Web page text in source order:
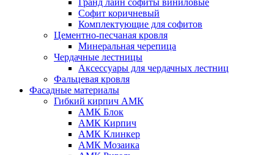
Гранд лайн софиты виниловые
Софит коричневый
Комплектующие для софитов
Цементно-песчаная кровля
Минеральная черепица
Чердачные лестницы
Аксессуары для чердачных лестниц
Фальцевая кровля
Фасадные материалы
Гибкий кирпич АМК
АМК Блок
АМК Кирпич
АМК Клинкер
АМК Мозаика